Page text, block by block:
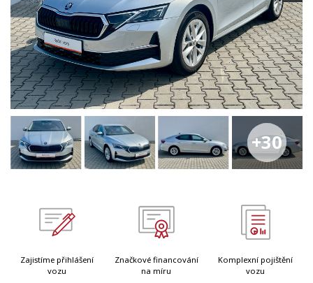
+30
Zajistíme přihlášení
vozu
Značkové financování
na míru
Komplexní pojištění
vozu